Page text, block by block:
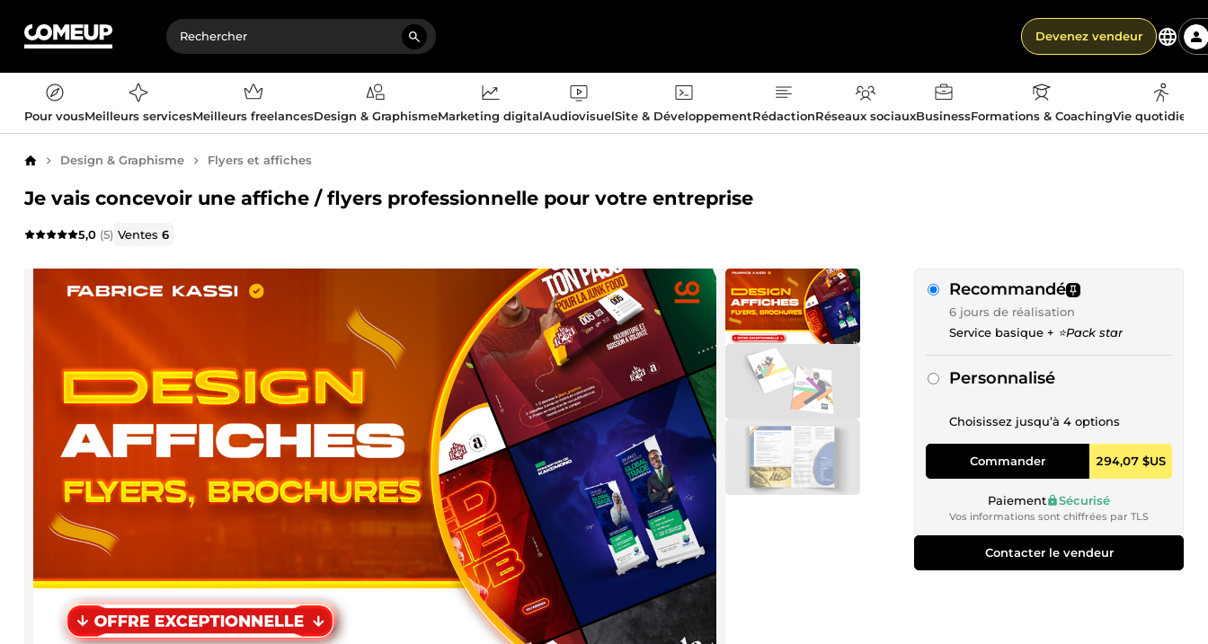
Devenez vendeur
Pour vousMeilleurs servicesMeilleurs freelancesDesign & GraphismeMarketing digitalAudiovisuelSite & DéveloppementRédactionRéseaux sociauxBusinessFormations & CoachingVie
AccueilDesign & Graphisme Flyers et affiches
Je vais concevoir une affiche / flyers professionnelle pour votre entreprise
5,0 (5) Ventes6
Recommandé
6 jours de réalisation
Service basique + ⭐Pack star
Personnalisé
Choisissez jusqu’à 4 options
Commander 294,07 $US
Paiement Sécurisé
Vos informations sont chiffrées par TLS
Contacter le vendeur